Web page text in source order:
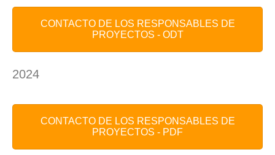
CONTACTO DE LOS RESPONSABLES DE
PROYECTOS - ODT
2024
CONTACTO DE LOS RESPONSABLES DE
PROYECTOS - PDF